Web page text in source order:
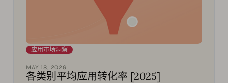
应用市场洞察
MAY 18, 2026
各类别平均应用转化率 [2025]